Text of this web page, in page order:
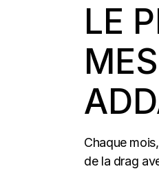
LE
Chaque
de la drag